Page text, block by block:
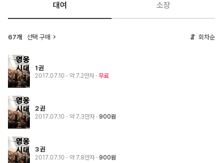
대여 소장
67개 선택 구매 회차순
1권
2017.07.10 · 약 7.2만자 무료
2권
2017.07.10 · 약 7.3만자 900원
3권
2017.07.10 · 약 7.8만자 900원